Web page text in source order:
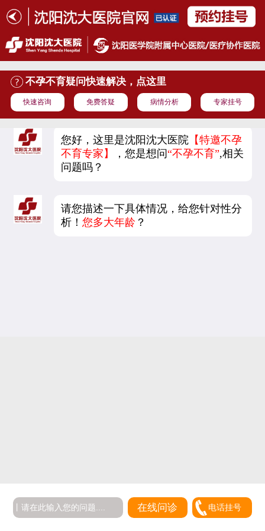
不孕不育疑问快速解决，点这里
快速咨询 免费答疑 病情分析 专家挂号
您好，这里是沈阳沈大医院 【特邀不孕
不育专家】
，您是想问“不孕不育”,相关
问题吗？
请您描述一下具体情况，给您针对性分
析！您多大年龄 ？
在线问诊 电话挂号